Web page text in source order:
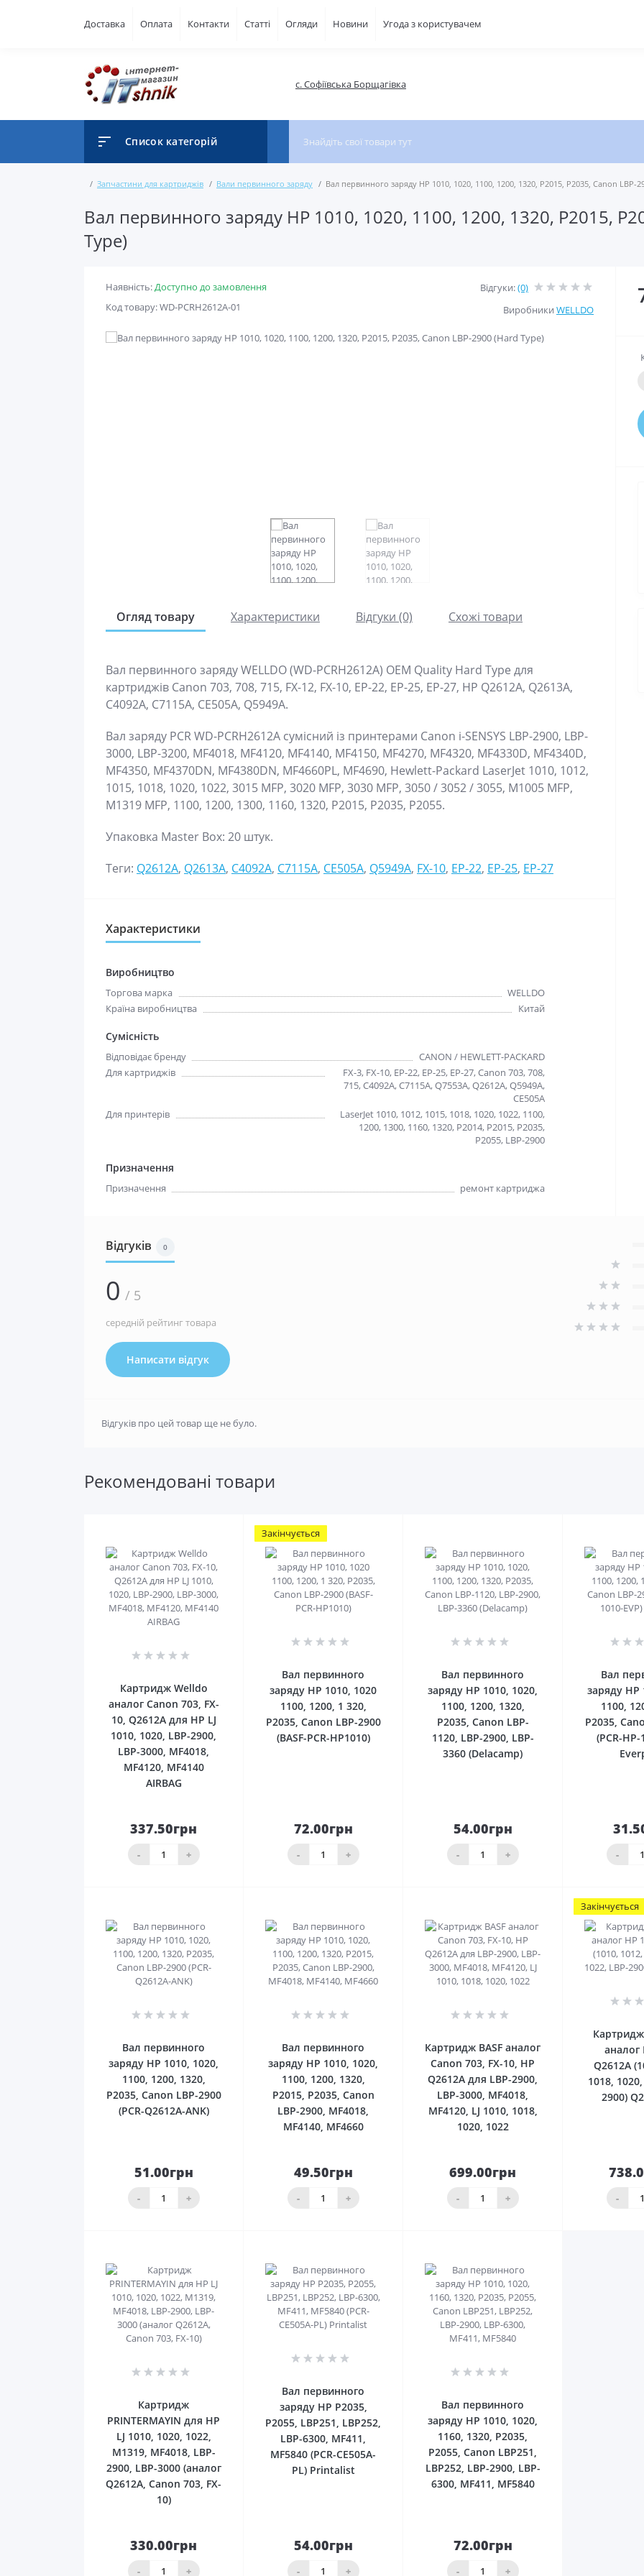
Доставка Оплата Контакти Статті Огляди Новини Угода з користувачем
с. Софіївська Борщагівка
Список категорій
Запчастини для картриджів Вали первинного заряду Вал первинного заряду HP 1010, 1020, 1100, 1200, 1320, P2015, P2035, Canon LBP-
Вал первинного заряду HP 1010, 1020, 1100, 1200, 1320, P2015,
Type)
Наявність:Доступно до замовлення
Код товару: WD-PCRH2612A-01
Відгуки:(0)
Виробники WELLDO
Огляд товару Характеристики Відгуки (0) Схожі товари
Вал первинного заряду WELLDO (WD-PCRH2612A) OEM Quality Hard Type для
картриджів Canon 703, 708, 715, FX-12, FX-10, EP-22, EP-25, EP-27, HP Q2612A, Q2613A,
C4092A, C7115A, CE505A, Q5949A.
Вал заряду PCR WD-PCRH2612A сумісний із принтерами Canon i-SENSYS LBP-2900, LBP-
3000, LBP-3200, MF4018, MF4120, MF4140, MF4150, MF4270, MF4320, MF4330D, MF4340D,
MF4350, MF4370DN, MF4380DN, MF4660PL, MF4690, Hewlett-Packard LaserJet 1010, 1012,
1015, 1018, 1020, 1022, 3015 MFP, 3020 MFP, 3030 MFP, 3050 / 3052 / 3055, M1005 MFP,
M1319 MFP, 1100, 1200, 1300, 1160, 1320, P2015, P2035, P2055.
Упаковка Master Box: 20 штук.
Теги: Q2612A, Q2613A, C4092A, C7115A, CE505A, Q5949A, FX-10, EP-22, EP-25, EP-27
Характеристики
Виробництво
Торгова марка
WELLDO
Країна виробництва
Китай
Сумісність
Відповідає бренду
CANON / HEWLETT-PACKARD
Для картриджів
FX-3, FX-10, EP-22, EP-25, EP-27, Canon 703, 708,
715, C4092A, C7115A, Q7553A, Q2612A, Q5949A,
CE505A
Для принтерів
LaserJet 1010, 1012, 1015, 1018, 1020, 1022, 1100,
1200, 1300, 1160, 1320, P2014, P2015, P2035,
P2055, LBP-2900
Призначення
Призначення ремонт картриджа
Відгуків 0
0 / 5
середній рейтинг товара
Написати відгук
Відгуків про цей товар ще не було.
Рекомендовані товари
Картридж Welldo
аналог Canon 703, FX-
10, Q2612A для HP LJ
1010, 1020, LBP-2900,
LBP-3000, MF4018,
MF4120, MF4140
AIRBAG
337.50грн
- +
До
кошика
Закінчується
Вал первинного
заряду HP 1010, 1020
1100, 1200, 1 320,
P2035, Canon LBP-2900
(BASF-PCR-HP1010)
72.00грн
- +
кошика
Вал первинного
заряду HP 1010, 1020,
1100, 1200, 1320,
P2035, Canon LBP-
1120, LBP-2900, LBP-
3360 (Delacamp)
54.00грн
- +
кошика
Вал
заряду HP
1100,
P2035,
(PCR-HP-
-
Вал первинного
заряду HP 1010, 1020,
1100, 1200, 1320,
P2035, Canon LBP-2900
(PCR-Q2612A-ANK)
51.00грн
- +
кошика
Вал первинного
заряду HP 1010, 1020,
1100, 1200, 1320,
P2015, P2035, Canon
LBP-2900, MF4018,
MF4140, MF4660
49.50грн
- +
кошика
Картридж BASF аналог
Canon 703, FX-10, HP
Q2612A для LBP-2900,
LBP-3000, MF4018,
MF4120, LJ 1010, 1018,
1020, 1022
699.00грн
- +
До
кошика
Закінчується
аналог
Q2612A
1018,
2900)
-
Картридж
PRINTERMAYIN для HP
LJ 1010, 1020, 1022,
M1319, MF4018, LBP-
2900, LBP-3000 (аналог
Q2612A, Canon 703, FX-
10)
330.00грн
- +
До
кошика
Вал первинного
заряду HP P2035,
P2055, LBP251, LBP252,
LBP-6300, MF411,
MF5840 (PCR-CE505A-
PL) Printalist
54.00грн
- +
кошика
Вал первинного
заряду HP 1010, 1020,
1160, 1320, P2035,
P2055, Canon LBP251,
LBP252, LBP-2900, LBP-
6300, MF411, MF5840
72.00грн
- +
кошика